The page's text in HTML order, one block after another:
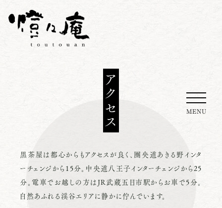
MENU
アクセス
黒茶屋は都心からもアクセスが良く、圏央道あきる野インタ
ーチェンジから15分。中央道八王子インターチェンジから25
分。電車でお越しの方はJR武蔵五日市駅からお車で5分。
自然あふれる渓谷エリアに静かに佇んでいます。